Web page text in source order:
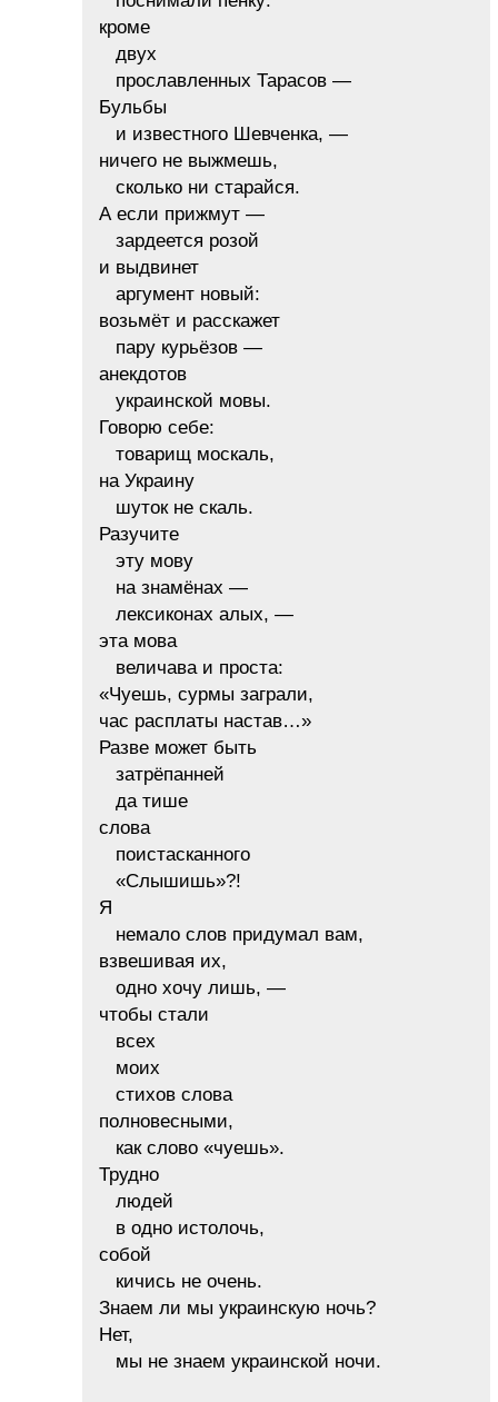
кроме
двух
прославленных Тарасов —
Бульбы
и известного Шевченка, —
ничего не выжмешь,
сколько ни старайся.
А если прижмут —
зардеется розой
и выдвинет
аргумент новый:
возьмёт и расскажет
пару курьёзов —
анекдотов
украинской мовы.
Говорю себе:
товарищ москаль,
на Украину
шуток не скаль.
Разучите
эту мову
на знамёнах —
лексиконах алых, —
эта мова
величава и проста:
«Чуешь, сурмы заграли,
час расплаты настав…»
Разве может быть
затрёпанней
да тише
слова
поистасканного
«Слышишь»?!
Я
немало слов придумал вам,
взвешивая их,
одно хочу лишь, —
чтобы стали
всех
моих
стихов слова
полновесными,
как слово «чуешь».
Трудно
людей
в одно истолочь,
собой
кичись не очень.
Знаем ли мы украинскую ночь?
Нет,
мы не знаем украинской ночи.